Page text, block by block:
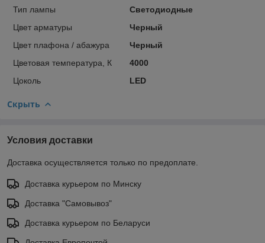
Тип лампы
Светодиодные
Цвет арматуры
Черный
Цвет плафона / абажура
Черный
Цветовая температура, К
4000
Цоколь
LED
Скрыть
Условия доставки
Доставка осуществляется только по предоплате.
Доставка курьером по Минску
Доставка "Самовывоз"
Доставка курьером по Беларуси